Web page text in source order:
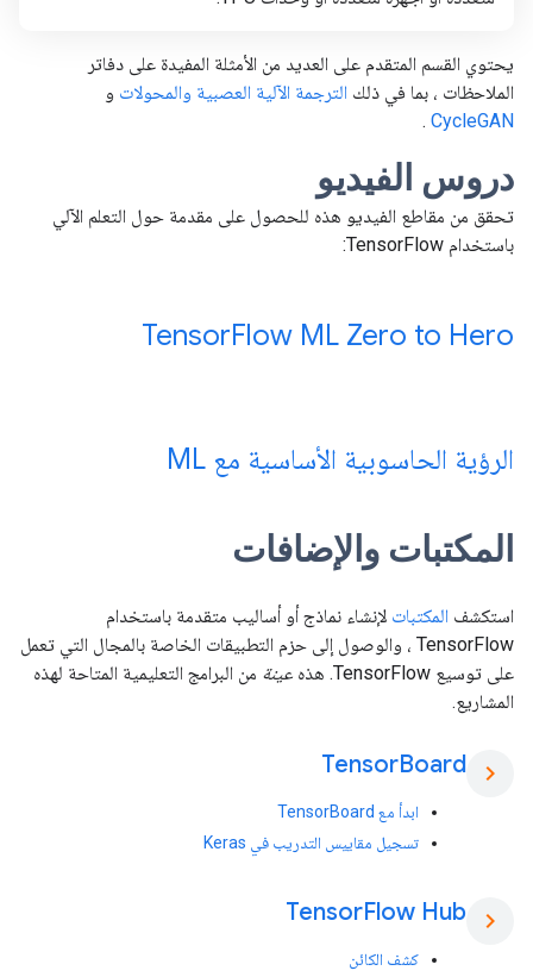
يحتوي القسم المتقدم على العديد من الأمثلة المفيدة على دفاتر
الملاحظات ، بما في ذلك الترجمة الآلية العصبية والمحولات و
CycleGAN
.
دروس الفيديو
تحقق من مقاطع الفيديو هذه للحصول على مقدمة حول التعلم الآلي
باستخدام TensorFlow:
TensorFlow ML Zero to Hero
الرؤية الحاسوبية الأساسية مع ML
المكتبات والإضافات
استكشف المكتبات لإنشاء نماذج أو أساليب متقدمة باستخدام
TensorFlow ، والوصول إلى حزم التطبيقات الخاصة بالمجال التي تعمل
على توسيع TensorFlow. هذه
عينة من البرامج التعليمية المتاحة لهذه
المشاريع.
chevron_right
TensorBoard
ابدأ مع TensorBoard
تسجيل مقاييس التدريب في Keras
chevron_right
TensorFlow Hub
كشف الكائن